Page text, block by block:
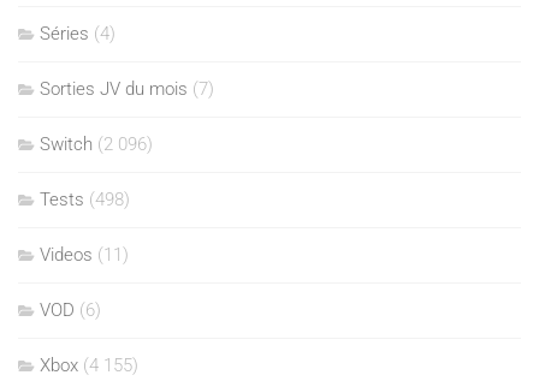
Séries (4)
Sorties JV du mois (7)
Switch (2 096)
Tests (498)
Videos (11)
VOD (6)
Xbox (4 155)